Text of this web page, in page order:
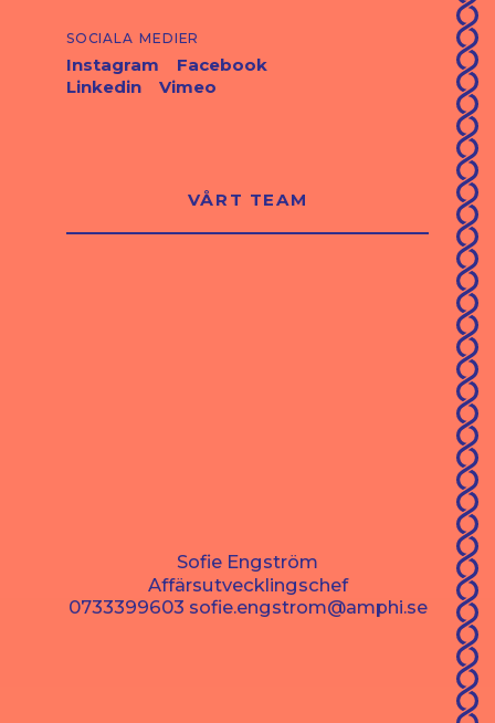
sociala medier
Instagram
Facebook
Linkedin
Vimeo
VÅRT TEAM
Sofie Engström
Affärsutvecklingschef
0733399603 sofie.engstrom@amphi.se